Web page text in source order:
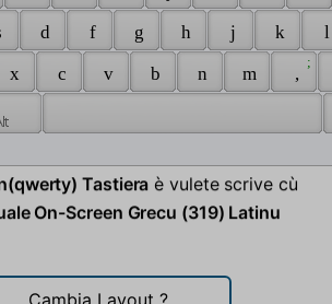
d f g h j k
x c v b n m ,
;
Tastiera è vulete scrive cù
On-Screen Grecu (319) Latinu
Cambia Layout ?